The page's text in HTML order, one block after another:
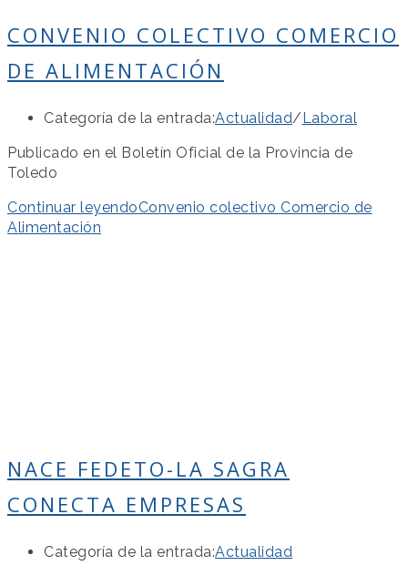
CONVENIO COLECTIVO COMERCIO
DE ALIMENTACIÓN
Categoría de la entrada:Actualidad/Laboral
Publicado en el Boletín Oficial de la Provincia de
Toledo
Continuar leyendoConvenio colectivo Comercio de
Alimentación
NACE FEDETO-LA SAGRA
CONECTA EMPRESAS
Categoría de la entrada:Actualidad